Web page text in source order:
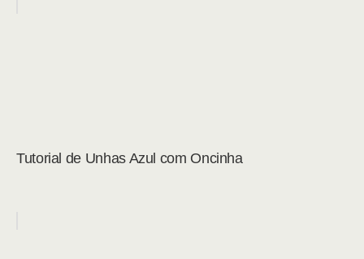
Tutorial de Unhas Azul com Oncinha